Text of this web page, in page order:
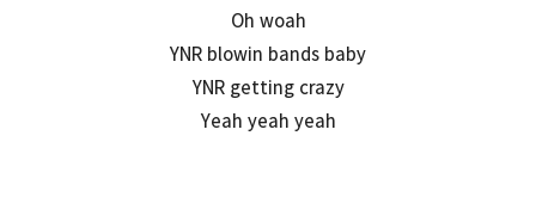
Oh woah
YNR blowin bands baby
YNR getting crazy
Yeah yeah yeah